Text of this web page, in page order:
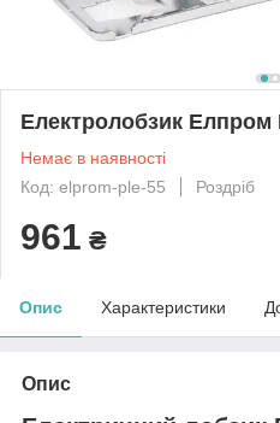
Електролобзик
Немає в наявності
Код: elprom-ple-55
Роздріб
961 ₴
Опис Характеристики
Опис